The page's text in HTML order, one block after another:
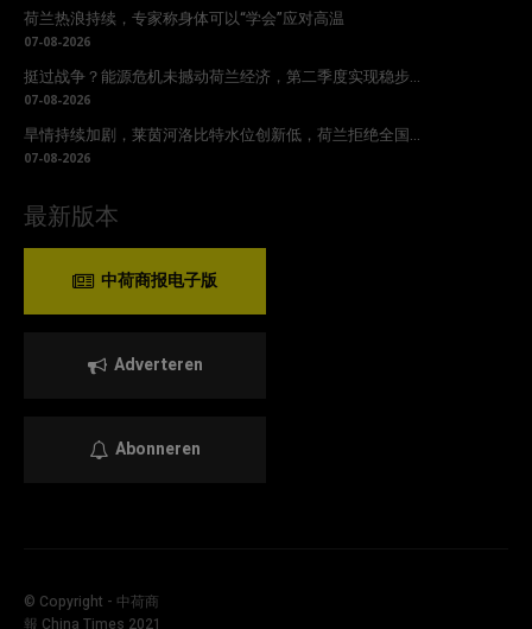
荷兰热浪持续，专家称身体可以“学会”应对高温
07-08-2026
挺过战争？能源危机未撼动荷兰经济，第二季度实现稳步...
07-08-2026
旱情持续加剧，莱茵河洛比特水位创新低，荷兰拒绝全国...
07-08-2026
最新版本
中荷商报电子版
Adverteren
Abonneren
© Copyright - 中荷商
報 China Times 2021